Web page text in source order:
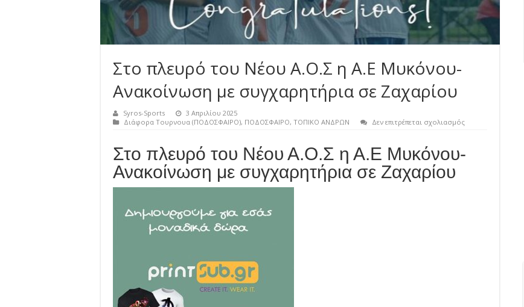
Στο πλευρό του Νέου Α.Ο.Σ η Α.Ε Μυκόνου-
Ανακοίνωση με συγχαρητήρια σε Ζαχαρίου
Syros-Sports
3 Απριλίου 2025
Διάφορα Τουρνουα (ΠΟΔΟΣΦΑΙΡΟ), ΠΟΔΟΣΦΑΙΡΟ, ΤΟΠΙΚΟ ΑΝΔΡΩΝ Δεν επιτρέπεται σχολιασμόςστο
Νέου
Στο πλευρό του Νέου Α.Ο.Σ η Α.Ε Μυκόνου-
Ανακοίνωση με συγχαρητήρια σε Ζαχαρίου